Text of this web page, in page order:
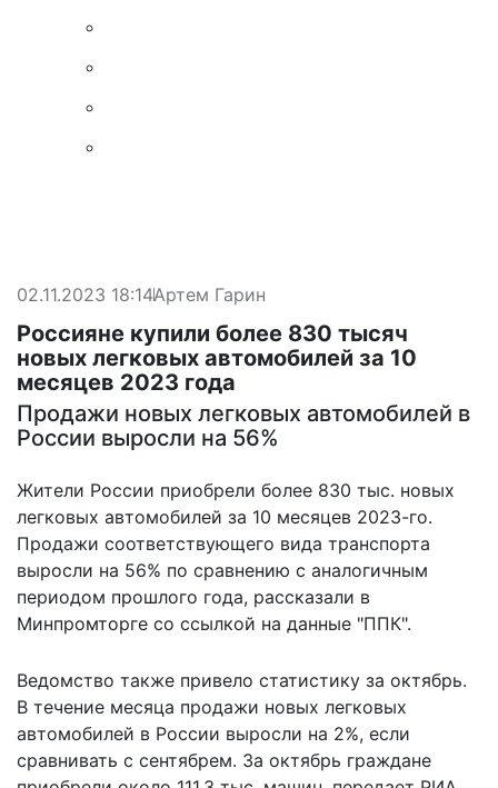
02.11.2023 18:14Артем Гарин
Россияне купили более 830 тысяч
новых легковых автомобилей за 10
месяцев 2023 года
Продажи новых легковых автомобилей в
России выросли на 56%
Жители России приобрели более 830 тыс. новых
легковых автомобилей за 10 месяцев 2023-го.
Продажи соответствующего вида транспорта
выросли на 56% по сравнению с аналогичным
периодом прошлого года, рассказали в
Минпромторге со ссылкой на данные "ППК".
Ведомство также привело статистику за октябрь.
В течение месяца продажи новых легковых
автомобилей в России выросли на 2%, если
сравнивать с сентябрем. За октябрь граждане